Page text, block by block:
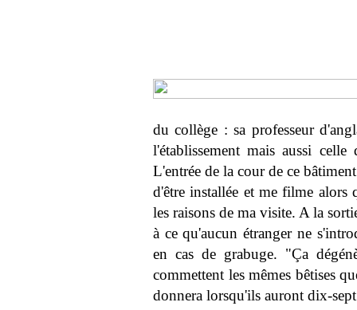
du collège : sa professeur
l'établissement mais aussi
L'entrée de la cour de ce
d'être installée et me filme
les raisons de ma visite. A la
à ce qu'aucun étranger ne
en cas de grabuge. "Ça
commettent les mêmes bêtises
donnera lorsqu'ils auront dix-